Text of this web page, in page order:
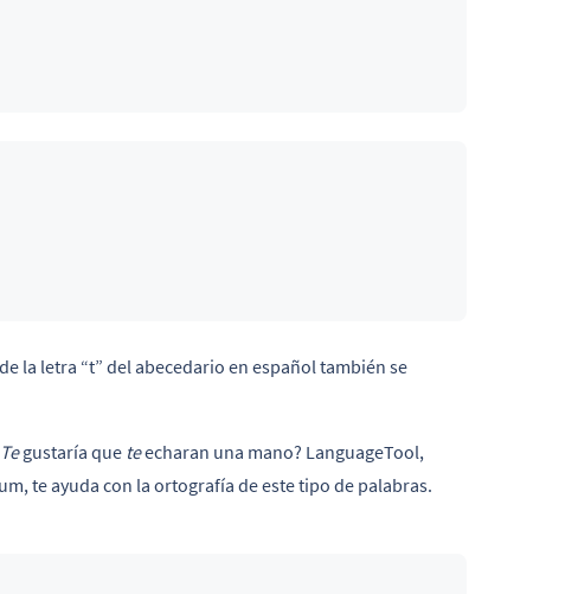
la letra “t” del abecedario en español también se
Tegustaría que teecharan una mano? LanguageTool,
te ayuda con la ortografía de este tipo de palabras.